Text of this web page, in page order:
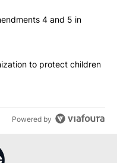
articles in the last
reject amendments 4
4 and 5 in
organization to
to protect children
Powered by